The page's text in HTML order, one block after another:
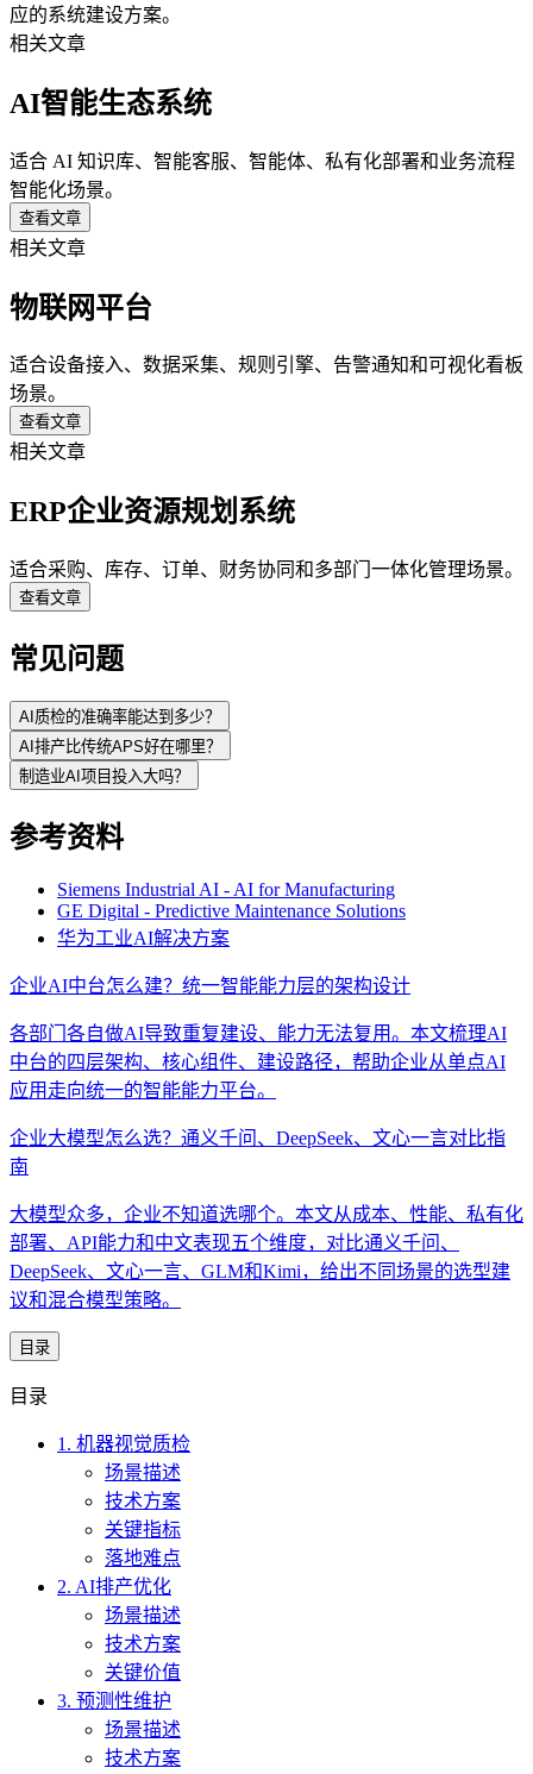
应的系统建设方案。
相关文章
AI智能生态系统
适合 AI 知识库、智能客服、智能体、私有化部署和业务流程
智能化场景。
查看文章
相关文章
物联网平台
适合设备接入、数据采集、规则引擎、告警通知和可视化看板
场景。
查看文章
相关文章
ERP企业资源规划系统
适合采购、库存、订单、财务协同和多部门一体化管理场景。
查看文章
常见问题
AI质检的准确率能达到多少？
AI排产比传统APS好在哪里？
制造业AI项目投入大吗？
参考资料
Siemens Industrial AI - AI for Manufacturing
GE Digital - Predictive Maintenance Solutions
华为工业AI解决方案
企业AI中台怎么建？统一智能能力层的架构设计
各部门各自做AI导致重复建设、能力无法复用。本文梳理AI
中台的四层架构、核心组件、建设路径，帮助企业从单点AI
应用走向统一的智能能力平台。
企业大模型怎么选？通义千问、DeepSeek、文心一言对比指
南
大模型众多，企业不知道选哪个。本文从成本、性能、私有化
部署、API能力和中文表现五个维度，对比通义千问、
DeepSeek、文心一言、GLM和Kimi，给出不同场景的选型建
议和混合模型策略。
目录
目录
1. 机器视觉质检
场景描述
技术方案
关键指标
落地难点
2. AI排产优化
场景描述
技术方案
关键价值
3. 预测性维护
场景描述
技术方案